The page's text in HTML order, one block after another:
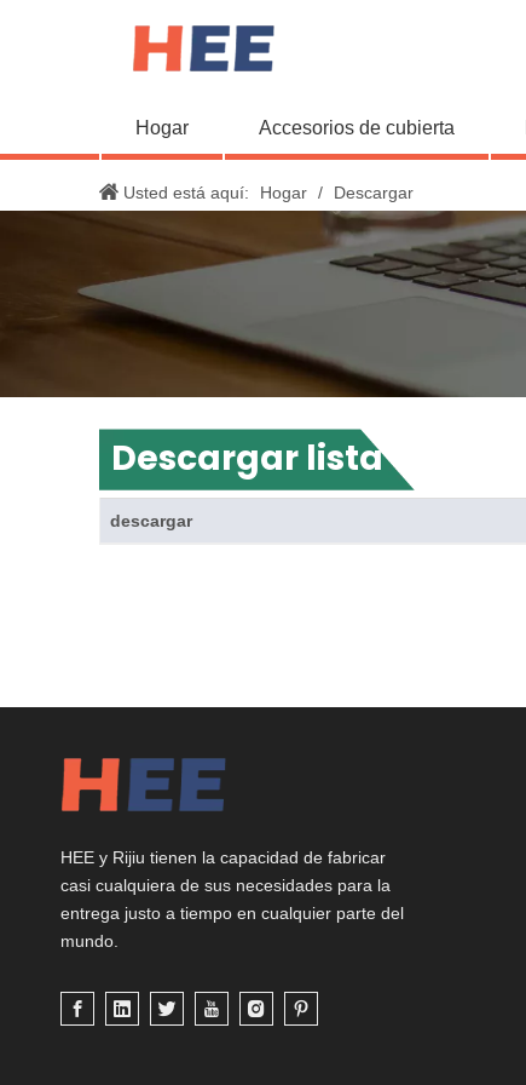
Hogar Accesorios de cubierta
Usted está aquí: Hogar / Descargar
Descargar lista
descargar
HEE y Rijiu tienen la capacidad de fabricar
casi cualquiera de sus necesidades para la
entrega justo a tiempo en cualquier parte del
mundo.